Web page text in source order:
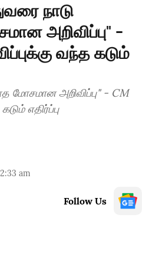
நாடு
அறிவிப்பு" -
வந்த கடும்
மோசமான அறிவிப்பு" - CM
எதிர்ப்பு
am
Follow Us